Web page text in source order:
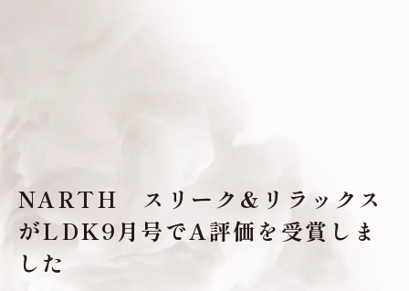
NARTH スリーク&リラックス
がLDK9月号でA評価を受賞しま
した